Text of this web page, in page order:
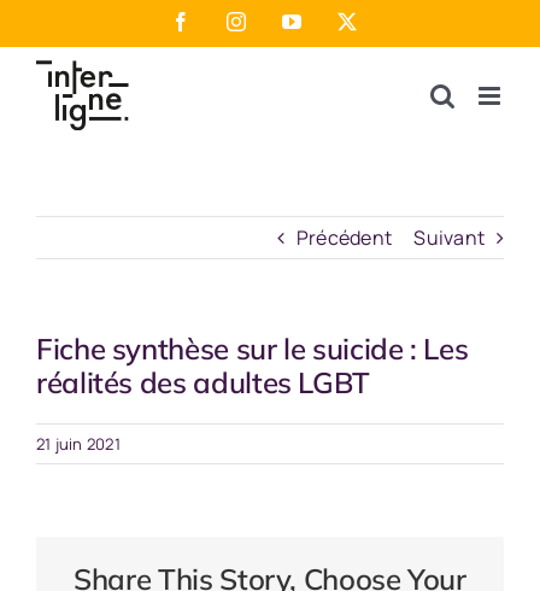
au
contenu
FacebookInstagramYouTube
Précédent Suivant
Fiche synthèse sur le suicide : Les
réalités des adultes LGBT
21 juin 2021
Share This Story, Choose Your